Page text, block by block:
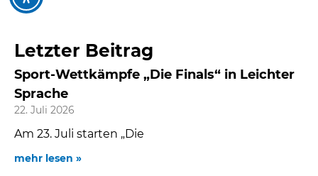
Letzter Beitrag
Sport-Wettkämpfe „Die Finals“ in Leichter
Sprache
22. Juli 2026
Am 23. Juli starten „Die
mehr lesen »